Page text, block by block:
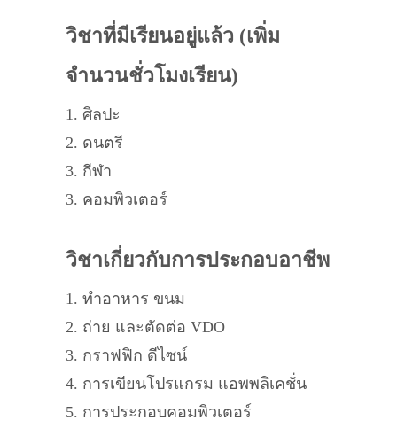
วิชาที่มีเรียนอยู่แล้ว (เพิ่ม
จำนวนชั่วโมงเรียน)
1. ศิลปะ
2. ดนตรี
3. กีฬา
3. คอมพิวเตอร์
วิชาเกี่ยวกับการประกอบอาชีพ
1. ทำอาหาร ขนม
2. ถ่าย และตัดต่อ VDO
3. กราฟฟิก ดีไซน์
4. การเขียนโปรแกรม แอพพลิเคชั่น
5. การประกอบคอมพิวเตอร์